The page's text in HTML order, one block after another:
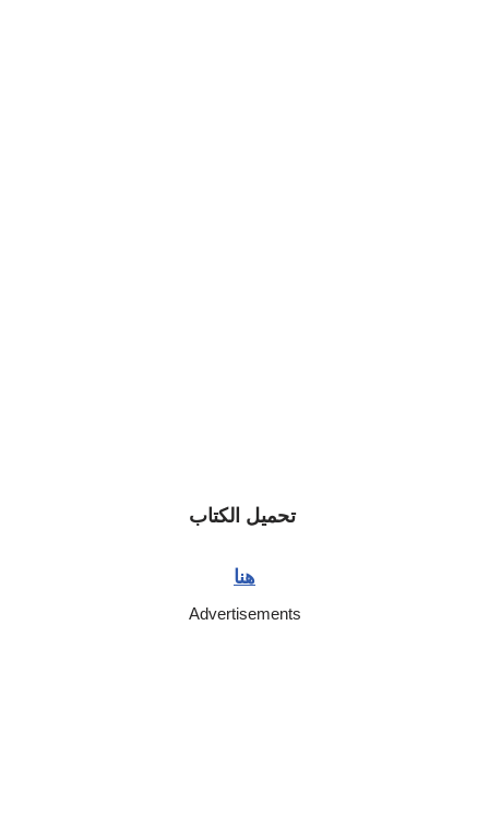
تحميل الكتاب
هنا
Advertisements